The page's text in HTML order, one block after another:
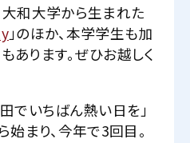
大和大学から生まれた
」のほか、本学学生も加
あります。ぜひお越しく
でいちばん熱い日を」
まり、今年で3回目。